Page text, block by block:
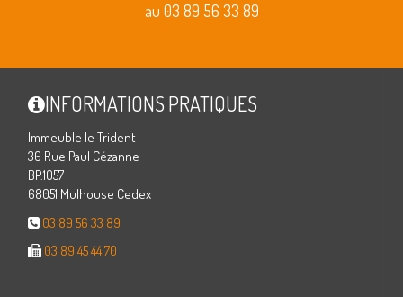
au 03 89 56 33 89
INFORMATIONS PRATIQUES
Immeuble le Trident
36 Rue Paul Cézanne
BP.1057
68051 Mulhouse Cedex
03 89 56 33 89
03 89 45 44 70